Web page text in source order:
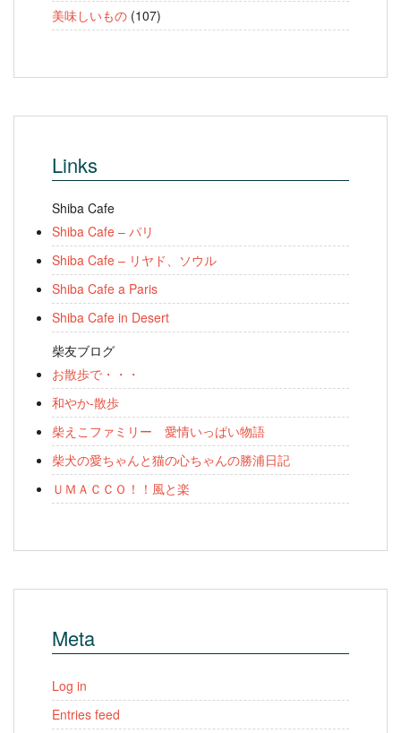
美味しいもの (107)
Links
Shiba Cafe
Shiba Cafe – パリ
Shiba Cafe – リヤド、ソウル
Shiba Cafe a Paris
Shiba Cafe in Desert
柴友ブログ
お散歩で・・・
和やか-散歩
柴えこファミリー 愛情いっぱい物語
柴犬の愛ちゃんと猫の心ちゃんの勝浦日記
ＵＭＡＣＣＯ！！風と楽
Meta
Log in
Entries feed